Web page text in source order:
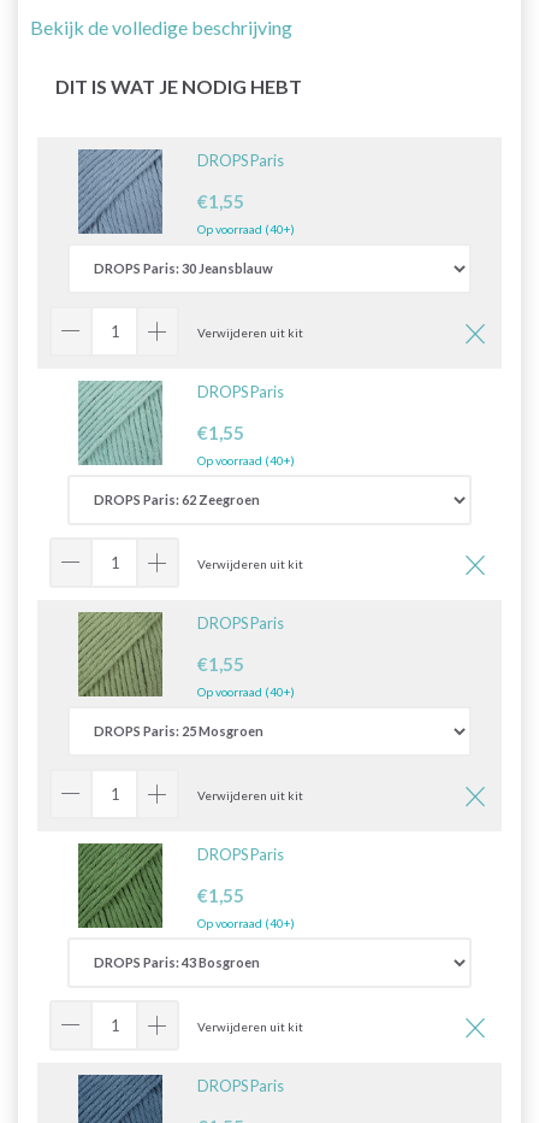
Bekijk de volledige beschrijving
DIT IS WAT JE NODIG HEBT
DROPS Paris
€1,55
Op voorraad (40+)
Verwijderen uit kit
DROPS Paris
€1,55
Op voorraad (40+)
Verwijderen uit kit
DROPS Paris
€1,55
Op voorraad (40+)
Verwijderen uit kit
DROPS Paris
€1,55
Op voorraad (40+)
Verwijderen uit kit
DROPS Paris